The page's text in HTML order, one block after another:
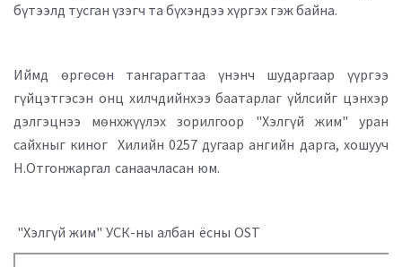
бүтээлд тусган үзэгч та бүхэндээ хүргэх гэж байна.
Иймд өргөсөн тангарагтаа үнэнч шударгаар үүргээ
гүйцэтгэсэн онц хилчдийнхээ баатарлаг үйлсийг цэнхэр
дэлгэцнээ мөнхжүүлэх зорилгоор "Хэлгүй жим" уран
сайхныг киног Хилийн 0257 дугаар ангийн дарга, хошууч
Н.Отгонжаргал санаачласан юм.
"Хэлгүй жим" УСК-ны албан ёсны OST